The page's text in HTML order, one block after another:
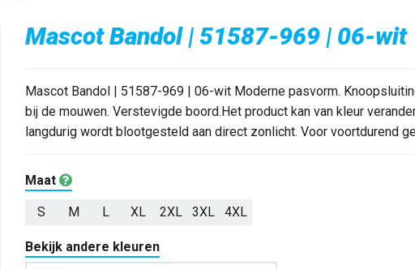
Mascot Bandol | 51587-969 | 06-wit
Mascot Bandol | 51587-969 | 06-wit Moderne pasvorm.
bij de mouwen. Verstevigde boord.Het product kan van kleur
langdurig wordt blootgesteld aan direct zonlicht. Voor voortdurend
Maat
S M L XL 2XL 3XL 4XL
Bekijk andere kleuren